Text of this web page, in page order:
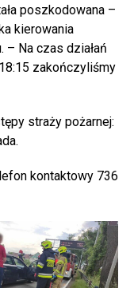
poszkodowana –
kierowania
– Na czas działań
zakończyliśmy
straży pożarnej:
kontaktowy 736